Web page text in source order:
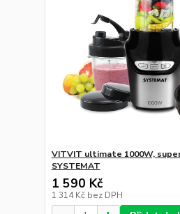
VITVIT ultimate 1000W,
SYSTEMAT
1 590 Kč
1 314 Kč bez DPH